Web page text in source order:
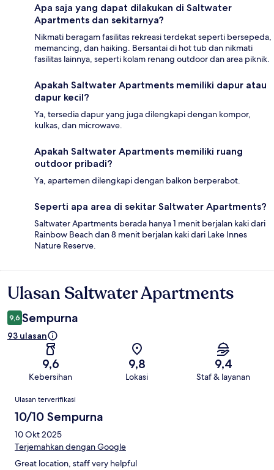
Apa saja yang dapat dilakukan di Saltwater
Apartments dan sekitarnya?
Nikmati beragam fasilitas rekreasi terdekat seperti bersepeda,
memancing, dan haiking. Bersantai di hot tub dan nikmati
fasilitas lainnya, seperti kolam renang outdoor dan area piknik.
Apakah Saltwater Apartments memiliki dapur atau
dapur kecil?
Ya, tersedia dapur yang juga dilengkapi dengan kompor,
kulkas, dan microwave.
Apakah Saltwater Apartments memiliki ruang
outdoor pribadi?
Ya, apartemen dilengkapi dengan balkon berperabot.
Seperti apa area di sekitar Saltwater Apartments?
Saltwater Apartments berada hanya 1 menit berjalan kaki dari
Rainbow Beach dan 8 menit berjalan kaki dari Lake Innes
Nature Reserve.
Ulasan
Ulasan Saltwater Apartments
9,6 Sempurna
93 ulasan
9,6
Kebersihan
9,8
Lokasi
9,4
Staf & layanan
Ulasan
Ulasan terverifikasi
10/10 Sempurna
10 Okt 2025
Terjemahkan dengan Google
Great location, staff very helpful